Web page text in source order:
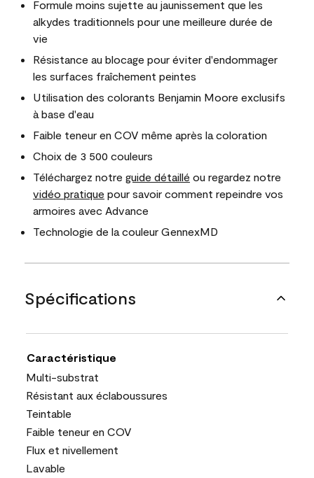
Formule moins sujette au jaunissement que les
alkydes traditionnels pour une meilleure durée de
vie
Résistance au blocage pour éviter d'endommager
les surfaces fraîchement peintes
Utilisation des colorants Benjamin Moore exclusifs
à base d'eau
Faible teneur en COV même après la coloration
Choix de 3 500 couleurs
Téléchargez notre guide détaillé ou regardez notre
vidéo pratique pour savoir comment repeindre vos
armoires avec Advance
Technologie de la couleur GennexMD
Spécifications
Caractéristique
Multi-substrat
Résistant aux éclaboussures
Teintable
Faible teneur en COV
Flux et nivellement
Lavable